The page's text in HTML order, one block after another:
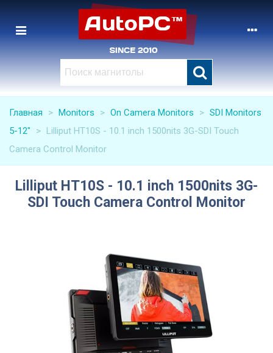
Главная > Monitors > On Camera Monitors > SDI Monitors
5-12″
> Lilliput HT10S - 10.1 inch 1500nits 3G-SDI Touch
Camera Control Monitor
Lilliput HT10S - 10.1 inch 1500nits 3G-
SDI Touch Camera Control Monitor